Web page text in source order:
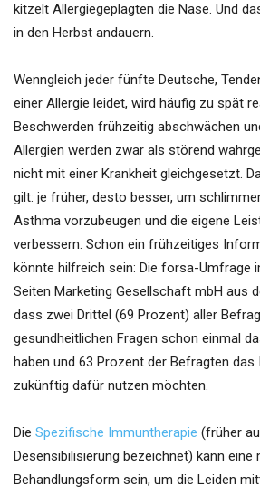
kitzelt Allergiegeplagten die Nase. Und
in den Herbst andauern.
Wenngleich jeder fünfte Deutsche,
einer Allergie leidet, wird häufig zu spät
Beschwerden frühzeitig abschwächen
Allergien werden zwar als störend
nicht mit einer Krankheit gleichgesetzt.
gilt: je früher, desto besser, um
Asthma vorzubeugen und die eigene
verbessern. Schon ein frühzeitiges
könnte hilfreich sein: Die forsa-Umfrage
Seiten Marketing Gesellschaft mbH aus
dass zwei Drittel (69 Prozent) aller
gesundheitlichen Fragen schon einmal
haben und 63 Prozent der Befragten das
zukünftig dafür nutzen möchten.
Die Spezifische Immuntherapie (früher
Desensibilisierung bezeichnet) kann eine
Behandlungsform sein, um die Leiden